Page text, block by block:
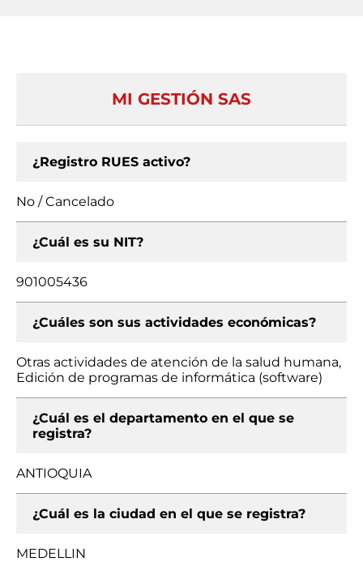
MI GESTIÓN SAS
¿Registro RUES activo?
No / Cancelado
¿Cuál es su NIT?
901005436
¿Cuáles son sus actividades económicas?
Otras actividades de atención de la salud humana,
Edición de programas de informática (software)
¿Cuál es el departamento en el que se
registra?
ANTIOQUIA
¿Cuál es la ciudad en el que se registra?
MEDELLIN